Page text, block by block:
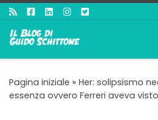
Passa al contenuto
Pagina iniziale » Her: solipsismo
essenza ovvero Ferreri aveva